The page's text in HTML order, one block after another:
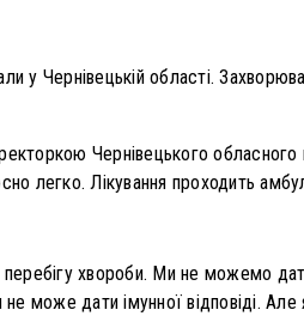
у Чернівецькій області.
Чернівецького
легко. Лікування проходить
хвороби. Ми не можемо
може дати імунної відповіді.